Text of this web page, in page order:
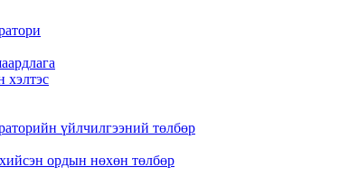
хэлтэс
үйлчилгээний төлбөр
ордын нөхөн төлбөр